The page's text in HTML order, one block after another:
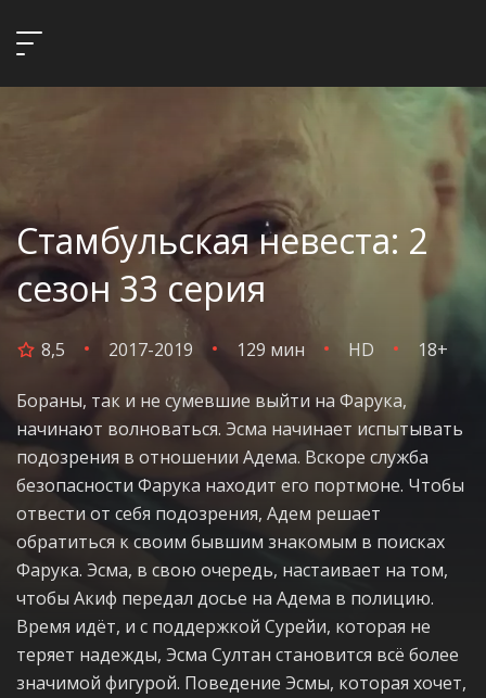
Стамбульская невеста: 2
сезон 33 серия
8,5 2017-2019 129 мин HD 18+
Бораны, так и не сумевшие выйти на Фарука,
начинают волноваться. Эсма начинает испытывать
подозрения в отношении Адема. Вскоре служба
безопасности Фарука находит его портмоне. Чтобы
отвести от себя подозрения, Адем решает
обратиться к своим бывшим знакомым в поисках
Фарука. Эсма, в свою очередь, настаивает на том,
чтобы Акиф передал досье на Адема в полицию.
Время идёт, и с поддержкой Сурейи, которая не
теряет надежды, Эсма Султан становится всё более
значимой фигурой. Поведение Эсмы, которая хочет,